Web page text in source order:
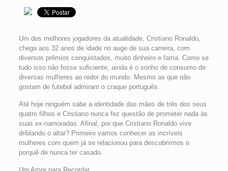
Um dos melhores jogadores da atualidade, Cristiano Ronaldo,
chega aos 32 anos de idade no auge de sua carreira, com
diversos prêmios conquistados, muito dinheiro e fama. Como se
tudo isso não fosse suficiente, ainda é o sonho de consumo de
diversas mulheres ao redor do mundo. Mesmo as que não
gostam de futebol admiram o craque português.
Até hoje ninguém sabe a identidade das mães de três dos seus
quatro filhos e Cristiano nunca fez questão de prometer nada às
suas ex-namoradas. Afinal, por que Cristiano Ronaldo vive
driblando o altar? Primeiro vamos conhecer as incríveis
mulheres com quem já se relacionou para descobrirmos o
porquê de nunca ter casado.